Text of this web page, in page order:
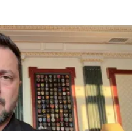
учителям повысят
подробности
педагогам
студенческих